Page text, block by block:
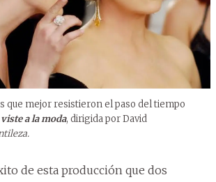
que mejor resistieron el paso del tiempo
a la moda, dirigida por David
de esta producción que dos